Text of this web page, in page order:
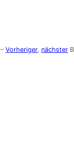
– Vorheriger, nächster